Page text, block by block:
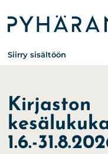
Etusivu
Siirry sisältöön
Kirjaston
1.6.-